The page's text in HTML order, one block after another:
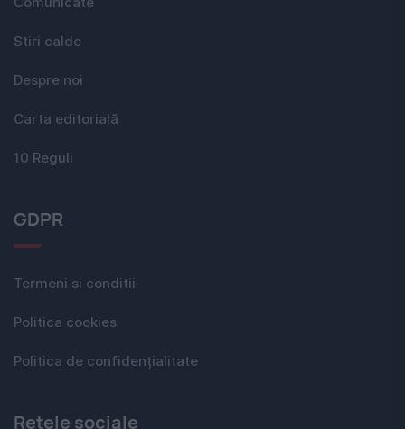
Stiri calde
Despre noi
Carta editorială
10 Reguli
GDPR
Termeni si conditii
Politica cookies
Politica de confidențialitate
Rețele sociale